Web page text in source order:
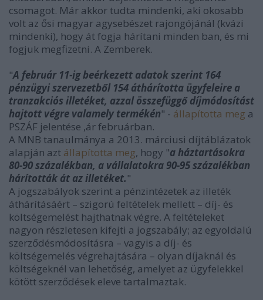
csomagot. Már akkor tudta mindenki, aki okosabb
volt az ősi magyar agysebészet rajongójánál (kvázi
mindenki), hogy át fogja hárítani minden ban, és mi
fogjuk megfizetni. A Zemberek.
"A február 11-ig beérkezett adatok szerint 164
pénzügyi szervezetből 154 áthárította ügyfeleire a
tranzakciós illetéket, azzal összefüggő díjmódosítást
hajtott végre valamely termékén" - állapította meg a
PSZÁF jelentése ,ár februárban.
A MNB tanaulmánya a 2013. márciusi díjtáblázatok
alapján azt állapította meg, hogy "a háztartásokra
80-90 százalékban, a vállalatokra 90-95 százalékban
hárították át az illetéket."
A jogszabályok szerint a pénzintézetek az illeték
áthárításáért – szigorú feltételek mellett – díj- és
költségemelést hajthatnak végre. A feltételeket
nagyon részletesen kifejti a jogszabály; az egyoldalú
szerződésmódosításra – vagyis a díj- és
költségemelés végrehajtására – olyan díjaknál és
költségeknél van lehetőség, amelyet az ügyfelekkel
kötött szerződések eleve tartalmaztak.